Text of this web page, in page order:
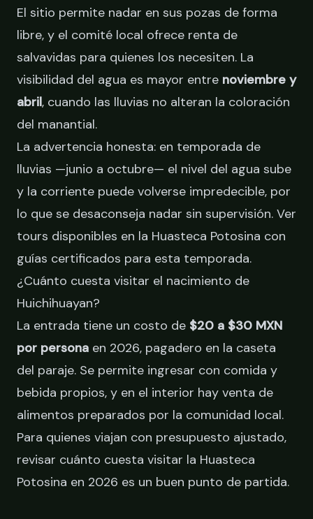
El sitio permite nadar en sus pozas de forma
libre, y el comité local ofrece renta de
salvavidas para quienes los necesiten. La
visibilidad del agua es mayor entre noviembre y
abril, cuando las lluvias no alteran la coloración
del manantial.
La advertencia honesta: en temporada de
lluvias —junio a octubre— el nivel del agua sube
y la corriente puede volverse impredecible, por
lo que se desaconseja nadar sin supervisión. Ver
tours disponibles en la Huasteca Potosina con
guías certificados para esta temporada.
¿Cuánto cuesta visitar el nacimiento de
Huichihuayan?
La entrada tiene un costo de $20 a $30 MXN
por persona en 2026, pagadero en la caseta
del paraje. Se permite ingresar con comida y
bebida propios, y en el interior hay venta de
alimentos preparados por la comunidad local.
Para quienes viajan con presupuesto ajustado,
revisar cuánto cuesta visitar la Huasteca
Potosina en 2026 es un buen punto de partida.